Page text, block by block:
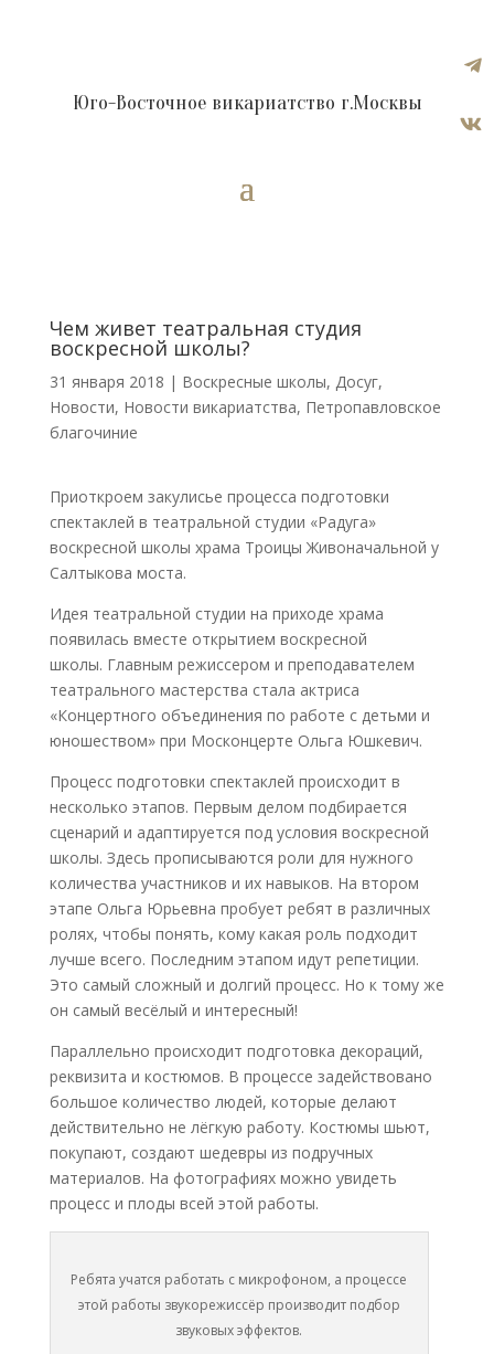


Юго-Восточное викариатство г.Москвы
Чем живет театральная студия
воскресной школы?
31 января 2018 | Воскресные школы, Досуг,
Новости, Новости викариатства, Петропавловское
благочиние
Приоткроем закулисье процесса подготовки
спектаклей в театральной студии «Радуга»
воскресной школы храма Троицы Живоначальной у
Салтыкова моста.
Идея театральной студии на приходе храма
появилась вместе открытием воскресной
школы. Главным режиссером и преподавателем
театрального мастерства стала актриса
«Концертного объединения по работе с детьми и
юношеством» при Москонцерте Ольга Юшкевич.
Процесс подготовки спектаклей происходит в
несколько этапов. Первым делом подбирается
сценарий и адаптируется под условия воскресной
школы. Здесь прописываются роли для нужного
количества участников и их навыков. На втором
этапе Ольга Юрьевна пробует ребят в различных
ролях, чтобы понять, кому какая роль подходит
лучше всего. Последним этапом идут репетиции.
Это самый сложный и долгий процесс. Но к тому же
он самый весёлый и интересный!
Параллельно происходит подготовка декораций,
реквизита и костюмов. В процессе задействовано
большое количество людей, которые делают
действительно не лёгкую работу. Костюмы шьют,
покупают, создают шедевры из подручных
материалов. На фотографиях можно увидеть
процесс и плоды всей этой работы.
Ребята учатся работать с микрофоном, а процессе
этой работы звукорежиссёр производит подбор
звуковых эффектов.